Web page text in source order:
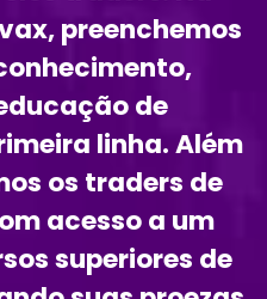
preenchemos
de
linha. Além
os traders de
acesso a um
superiores de